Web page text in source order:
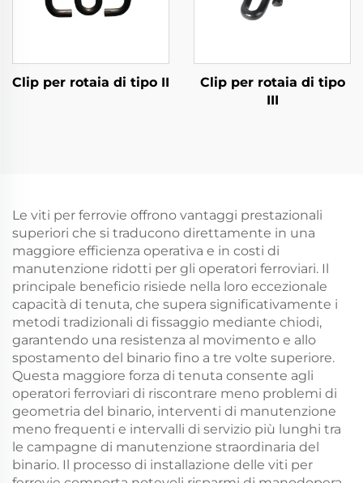
Clip per rotaia di tipo II
Clip per rotaia di tipo
III
Le viti per ferrovie offrono vantaggi prestazionali
superiori che si traducono direttamente in una
maggiore efficienza operativa e in costi di
manutenzione ridotti per gli operatori ferroviari. Il
principale beneficio risiede nella loro eccezionale
capacità di tenuta, che supera significativamente i
metodi tradizionali di fissaggio mediante chiodi,
garantendo una resistenza al movimento e allo
spostamento del binario fino a tre volte superiore.
Questa maggiore forza di tenuta consente agli
operatori ferroviari di riscontrare meno problemi di
geometria del binario, interventi di manutenzione
meno frequenti e intervalli di servizio più lunghi tra
le campagne di manutenzione straordinaria del
binario. Il processo di installazione delle viti per